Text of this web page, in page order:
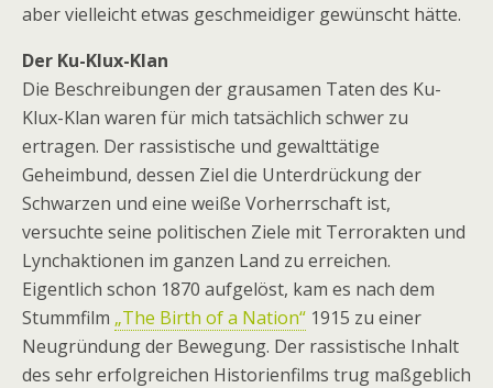
aber vielleicht etwas geschmeidiger gewünscht hätte.
Der Ku-Klux-Klan
Die Beschreibungen der grausamen Taten des Ku-
Klux-Klan waren für mich tatsächlich schwer zu
ertragen. Der rassistische und gewalttätige
Geheimbund, dessen Ziel die Unterdrückung der
Schwarzen und eine weiße Vorherrschaft ist,
versuchte seine politischen Ziele mit Terrorakten und
Lynchaktionen im ganzen Land zu erreichen.
Eigentlich schon 1870 aufgelöst, kam es nach dem
Stummfilm „The Birth of a Nation“ 1915 zu einer
Neugründung der Bewegung. Der rassistische Inhalt
des sehr erfolgreichen Historienfilms trug maßgeblich